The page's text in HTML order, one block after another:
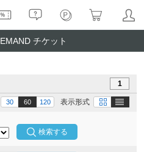
チケット
1
表示形式 画像
30 60 120